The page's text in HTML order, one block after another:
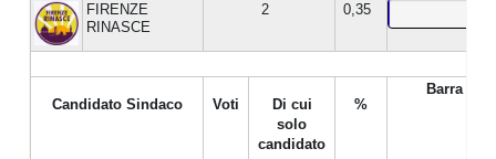
FIRENZE
RINASCE
2 0,35
Candidato Sindaco Voti
Di cui
solo
candidato
%
Barra %